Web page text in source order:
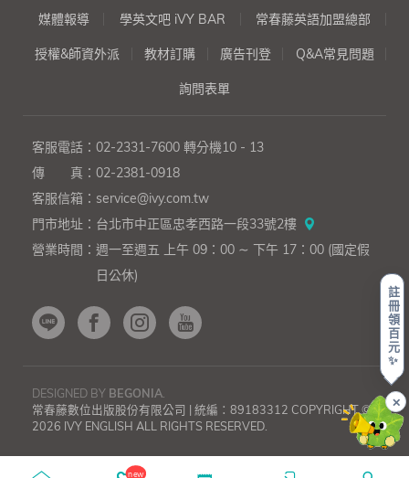
註
冊
領
百
元
✨
✕
new
上一則 下一則
媒體報導 學英文吧 iVY BAR 常春藤英語加盟總部
授權&師資外派 教材訂購 廣告刊登 Q&A常見問題
詢問表單
客服電話： 02-2331-7600 轉分機10 - 13
傳 真： 02-2381-0918
客服信箱： service@ivy.com.tw
門市地址： 台北市中正區忠孝西路一段33號2樓
營業時間： 週一至週五 上午 09：00 ∼ 下午 17：00 (國定假
日公休)
DESIGNED BY BEGONIA
常春藤數位出版股份有限公司 | 統編：89183312 COPYRIGHT ©
2026 IVY ENGLISH ALL RIGHTS RESERVED.